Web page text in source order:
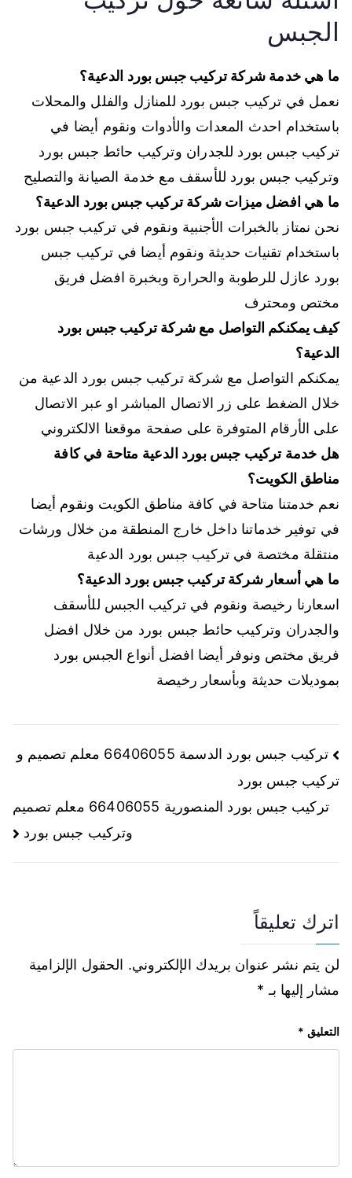
الجبس
ما هي خدمة شركة تركيب جبس بورد الدعية؟
نعمل في تركيب جبس بورد للمنازل والفلل والمحلات
باستخدام احدث المعدات والأدوات ونقوم أيضا في
تركيب جبس بورد للجدران وتركيب حائط جبس بورد
وتركيب جبس بورد للأسقف مع خدمة الصيانة والتصليح
ما هي افضل ميزات شركة تركيب جبس بورد الدعية؟
نحن نمتاز بالخبرات الأجنبية ونقوم في تركيب جبس بورد
باستخدام تقنيات حديثة ونقوم أيضا في تركيب جبس
بورد عازل للرطوبة والحرارة وبخبرة افضل فريق
مختص ومحترف
كيف يمكنكم التواصل مع شركة تركيب جبس بورد
الدعية؟
يمكنكم التواصل مع شركة تركيب جبس بورد الدعية من
خلال الضغط على زر الاتصال المباشر او عبر الاتصال
على الأرقام المتوفرة على صفحة موقعنا الالكتروني
هل خدمة تركيب جبس بورد الدعية متاحة في كافة
مناطق الكويت؟
نعم خدمتنا متاحة في كافة مناطق الكويت ونقوم أيضا
في توفير خدماتنا داخل خارج المنطقة من خلال ورشات
منتقلة مختصة في تركيب جبس بورد الدعية
ما هي أسعار شركة تركيب جبس بورد الدعية؟
اسعارنا رخيصة ونقوم في تركيب الجبس للأسقف
والجدران وتركيب حائط جبس بورد من خلال افضل
فريق مختص ونوفر أيضا افضل أنواع الجبس بورد
بموديلات حديثة وبأسعار رخيصة
تركيب جبس بورد الدسمة 66406055 معلم تصميم و
تركيب جبس بورد
تركيب جبس بورد المنصورية 66406055 معلم تصميم
وتركيب جبس بورد
اترك تعليقاً
لن يتم نشر عنوان بريدك الإلكتروني. الحقول الإلزامية
مشار إليها بـ *
التعليق *